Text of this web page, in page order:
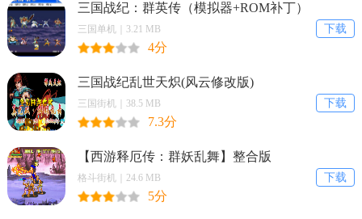
1、【贴心免费】
无广告，不收费，体验十分流畅；
2、【新鲜热门】
与各大泰国电视台同步更新，热门泰剧第一时间提醒；
3、【智能追剧】
智能记录进度，是你的贴心的追剧管家。
三国战纪：群英传（模拟器+ROM补丁）
下载
三国单机｜3.21 MB
4分
三国战纪乱世天炽(风云修改版)
下载
三国街机｜38.5 MB
7.3分
【西游释厄传：群妖乱舞】整合版
下载
格斗街机｜24.6 MB
5分